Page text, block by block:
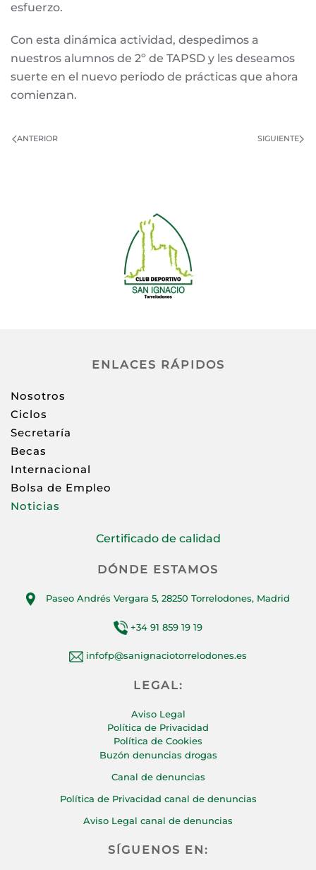
esfuerzo.
Con esta dinámica actividad, despedimos a
nuestros alumnos de 2º de TAPSD y les deseamos
suerte en el nuevo periodo de prácticas que ahora
comienzan.
ANTERIOR SIGUIENTE
ENLACES RÁPIDOS
Nosotros
Ciclos
Secretaría
Becas
Internacional
Bolsa de Empleo
Noticias
Certificado de calidad
DÓNDE ESTAMOS
Paseo Andrés Vergara 5, 28250 Torrelodones, Madrid
+34 91 859 19 19
infofp@sanignaciotorrelodones.es
LEGAL:
Aviso Legal
Política de Privacidad
Política de Cookies
Buzón denuncias drogas
Canal de denuncias
Política de Privacidad canal de denuncias
Aviso Legal canal de denuncias
SÍGUENOS EN: